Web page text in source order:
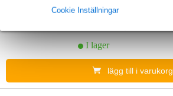
Cookie Inställningar
I lager
lägg till i varukorg